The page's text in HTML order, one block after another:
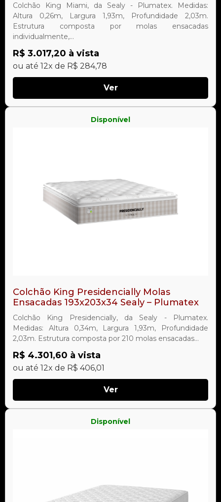
Colchão King Miami, da Sealy - Plumatex. Medidas:
Altura 0,26m, Largura 1,93m, Profundidade 2,03m.
Estrutura composta por molas ensacadas
individualmente,...
R$ 3.017,20 à vista
ou até 12x de R$ 284,78
Ver
Disponível
Colchão King Presidencially Molas
Ensacadas 193x203x34 Sealy – Plumatex
Colchão King Presidencially, da Sealy - Plumatex.
Medidas: Altura 0,34m, Largura 1,93m, Profundidade
2,03m. Estrutura composta por 210 molas ensacadas...
R$ 4.301,60 à vista
ou até 12x de R$ 406,01
Ver
Disponível